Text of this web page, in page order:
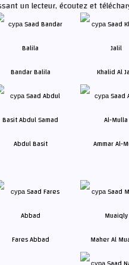
un lecteur, écoutez et
Bandar Balila Khalid Al
Abdul Basit Ammar Al-
Fares Abbad Maher Al